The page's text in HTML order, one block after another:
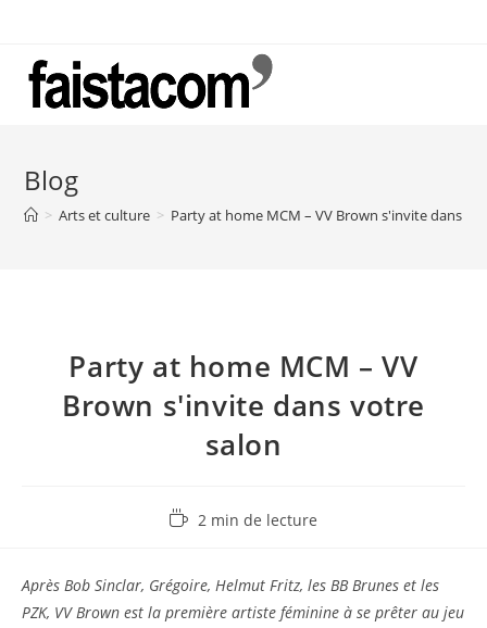
content
Blog
> Arts et culture > Party at home MCM – VV Brown s'invite dans
Party at home MCM – VV
Brown s'invite dans votre
salon
Temps2 min de lecture
Après Bob Sinclar, Grégoire, Helmut Fritz, les BB Brunes et les
PZK, VV Brown est la première artiste féminine à se prêter au jeu